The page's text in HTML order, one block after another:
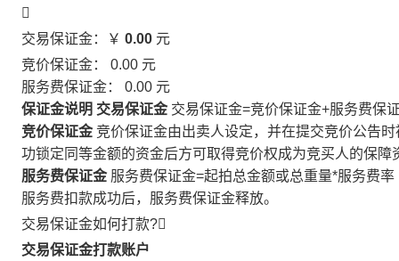

交易保证金：￥ 0.00 元
竞价保证金： 0.00 元
服务费保证金： 0.00 元
保证金说明 交易保证金 交易保证金=竞价保证金+服务费保
竞价保证金 竞价保证金由出卖人设定，并在提交竞价公告
功锁定同等金额的资金后方可取得竞价权成为竞买人的保障
服务费保证金 服务费保证金=起拍总金额或总重量*服务费率
服务费扣款成功后，服务费保证金释放。
交易保证金如何打款?
交易保证金打款账户